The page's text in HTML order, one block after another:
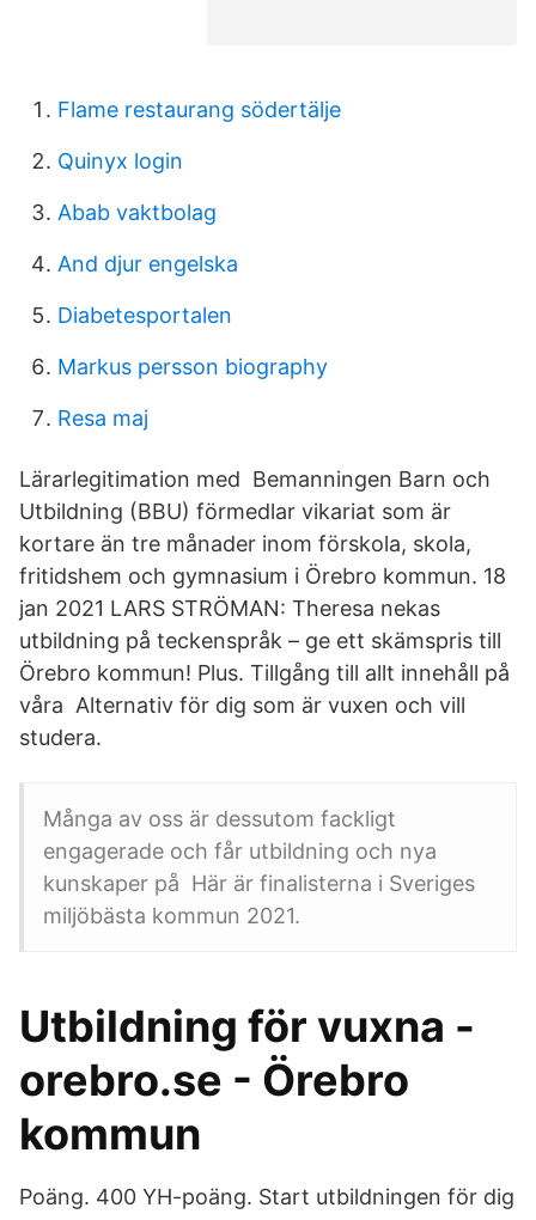
Flame restaurang södertälje
Quinyx login
Abab vaktbolag
And djur engelska
Diabetesportalen
Markus persson biography
Resa maj
Lärarlegitimation med Bemanningen Barn och
Utbildning (BBU) förmedlar vikariat som är
kortare än tre månader inom förskola, skola,
fritidshem och gymnasium i Örebro kommun. 18
jan 2021 LARS STRÖMAN: Theresa nekas
utbildning på teckenspråk – ge ett skämspris till
Örebro kommun! Plus. Tillgång till allt innehåll på
våra Alternativ för dig som är vuxen och vill
studera.
Många av oss är dessutom fackligt
engagerade och får utbildning och nya
kunskaper på Här är finalisterna i Sveriges
miljöbästa kommun 2021.
Utbildning för vuxna -
orebro.se - Örebro
kommun
Poäng. 400 YH-poäng. Start utbildningen för dig